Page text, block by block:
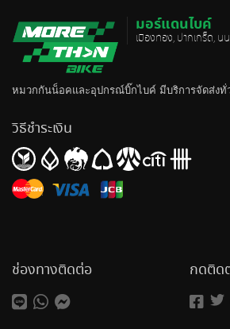
มอร์แดนไบค์
เมืองทอง, ปากเกร็ด, น
หมวกกันน็อคและอุปกรณ์บิ๊กไบค์ มีบริการจัดส่งทั่
วิธีชำระเงิน
ช่องทางติดต่อ กดติด